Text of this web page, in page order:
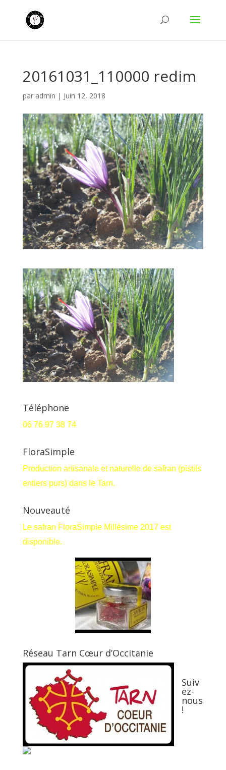
20161031_110000 redim
par admin | Juin 12, 2018
Téléphone
06 76 97 38 74
FloraSimple
Production artisanale et naturelle de safran (pistils
entiers purs) dans le Tarn.
Nouveauté
Le safran FloraSimple Millésime 2017 est
disponible.
Réseau Tarn Cœur d’Occitanie
Suiv
ez-
nous
!